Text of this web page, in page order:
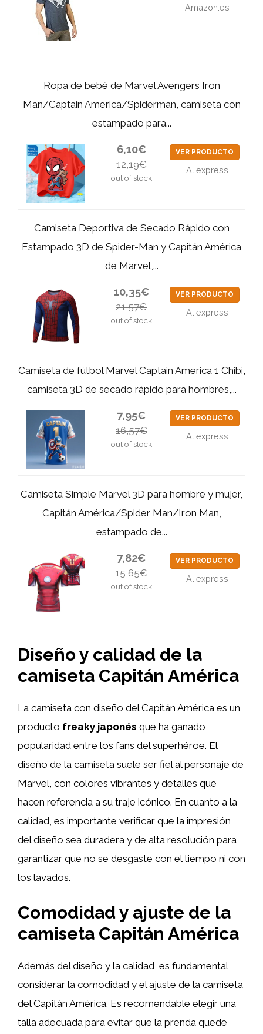
Amazon.es
Ropa de bebé de Marvel Avengers Iron
Man/Captain America/Spiderman, camiseta con
estampado para...
6,10€
12,19€
out of stock
VER PRODUCTO
Aliexpress
Camiseta Deportiva de Secado Rápido con
Estampado 3D de Spider-Man y Capitán América
de Marvel,...
10,35€
21,57€
out of stock
VER PRODUCTO
Aliexpress
Camiseta de fútbol Marvel Captain America 1 Chibi,
camiseta 3D de secado rápido para hombres,...
7,95€
16,57€
out of stock
VER PRODUCTO
Aliexpress
Camiseta Simple Marvel 3D para hombre y mujer,
Capitán América/Spider Man/Iron Man,
estampado de...
7,82€
15,65€
out of stock
VER PRODUCTO
Aliexpress
Diseño y calidad de la
camiseta Capitán América
La camiseta con diseño del Capitán América es un
producto freaky japonés que ha ganado
popularidad entre los fans del superhéroe. El
diseño de la camiseta suele ser fiel al personaje de
Marvel, con colores vibrantes y detalles que
hacen referencia a su traje icónico. En cuanto a la
calidad, es importante verificar que la impresión
del diseño sea duradera y de alta resolución para
garantizar que no se desgaste con el tiempo ni con
los lavados.
Comodidad y ajuste de la
camiseta Capitán América
Además del diseño y la calidad, es fundamental
considerar la comodidad y el ajuste de la camiseta
del Capitán América. Es recomendable elegir una
talla adecuada para evitar que la prenda quede